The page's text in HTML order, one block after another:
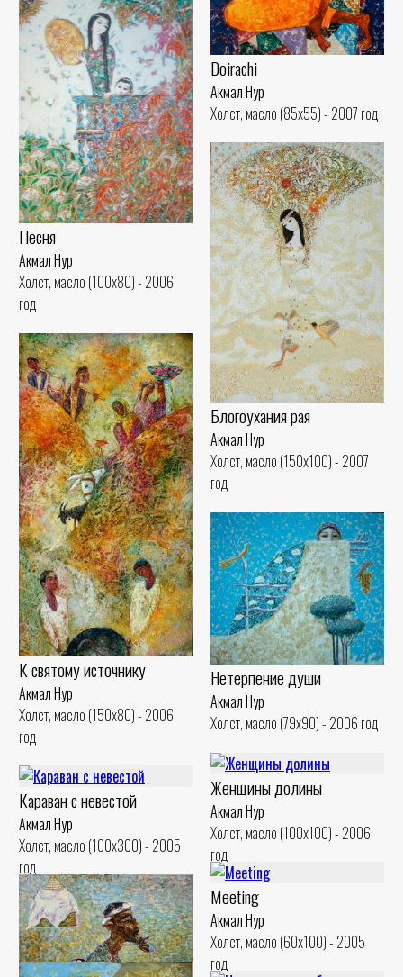
Doirachi
Акмал Нур
Холст, масло (85x55) - 2007 год
Песня
Акмал Нур
Холст, масло (100x80) - 2006
год
Блогоухания рая
Акмал Нур
Холст, масло (150x100) - 2007
год
К святому источнику
Акмал Нур
Холст, масло (150x80) - 2006
год
Нетерпение души
Акмал Нур
Холст, масло (79x90) - 2006 год
Женщины долины
Акмал Нур
Холст, масло (100x100) - 2006
год
Караван с невестой
Акмал Нур
Холст, масло (100x300) - 2005
год
Meeting
Акмал Нур
Холст, масло (60x100) - 2005
год